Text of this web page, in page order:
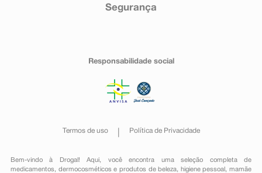
Segurança
Responsabilidade social
Termos de uso Política de Privacidade
Bem-vindo à Drogal! Aqui, você encontra uma seleção completa de
medicamentos , dermocosméticos e produtos de beleza, higiene pessoal ,mamãe